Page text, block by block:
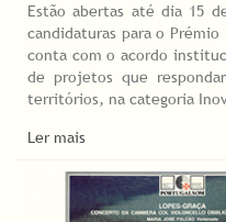
Estão abertas até dia 15
candidaturas para o Prémio
conta com o acordo
de projetos que
territórios, na categoria
Ler mais